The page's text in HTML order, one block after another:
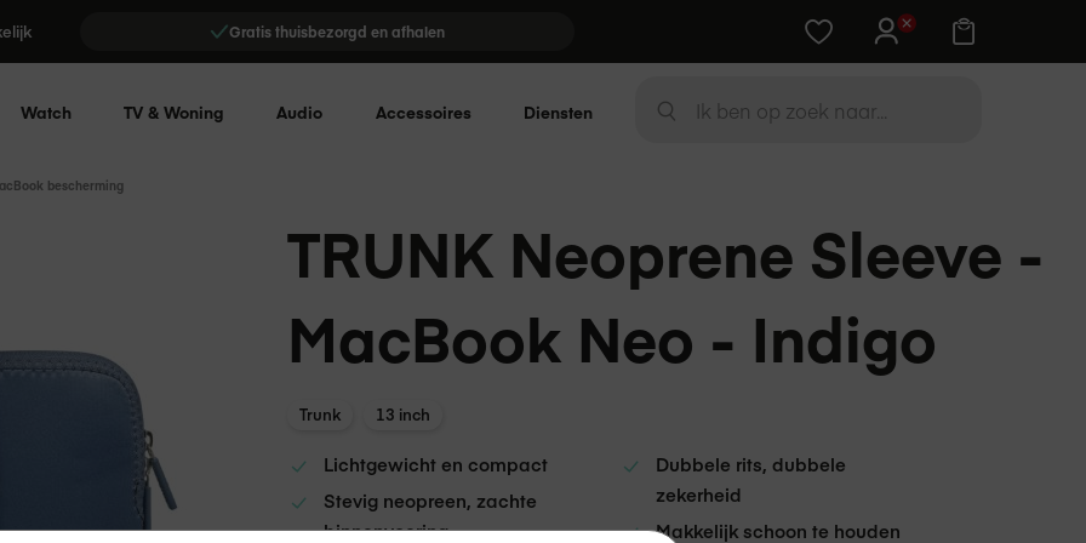
Gratis thuisbezorgd en afhalen Training cadeau bij Apple-device
Watch TV & Woning Audio Accessoires Diensten ZOEK Zoek
bescherming
TRUNK Neoprene Sleeve -
MacBook Neo - Indigo
Trunk 13 inch
Lichtgewicht en compact
Stevig neopreen, zachte
binnenvoering
Dubbele rits, dubbele
zekerheid
Makkelijk schoon te houden